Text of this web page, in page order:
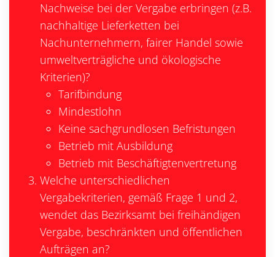
Nachweise bei der Vergabe erbringen (z.B.
nachhaltige Lieferketten bei
Nachunternehmern, fairer Handel sowie
umweltverträgliche und ökologische
Kriterien)?
Tarifbindung
Mindestlohn
Keine sachgrundlosen Befristungen
Betrieb mit Ausbildung
Betrieb mit Beschäftigtenvertretung
Welche unterschiedlichen
Vergabekriterien, gemäß Frage 1 und 2,
wendet das Bezirksamt bei freihändigen
Vergabe, beschränkten und öffentlichen
Aufträgen an?